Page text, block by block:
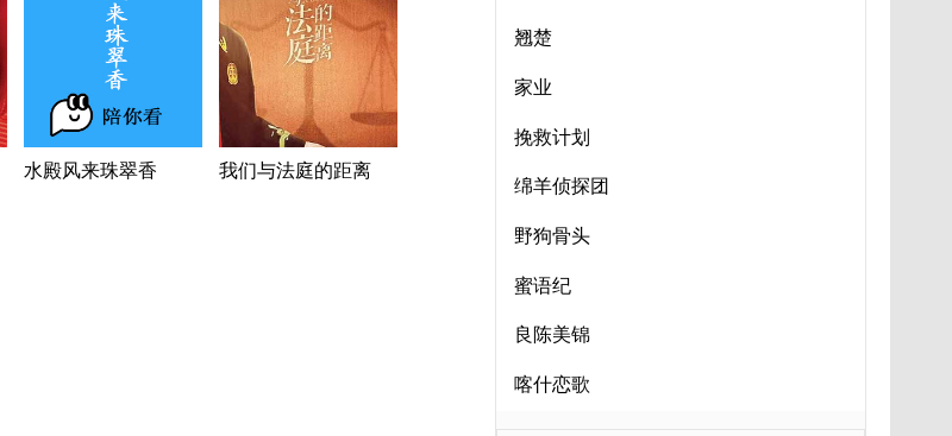
水殿风来珠翠香 我们与法庭的距离
翘楚
家业
挽救计划
绵羊侦探团
野狗骨头
蜜语纪
良陈美锦
喀什恋歌